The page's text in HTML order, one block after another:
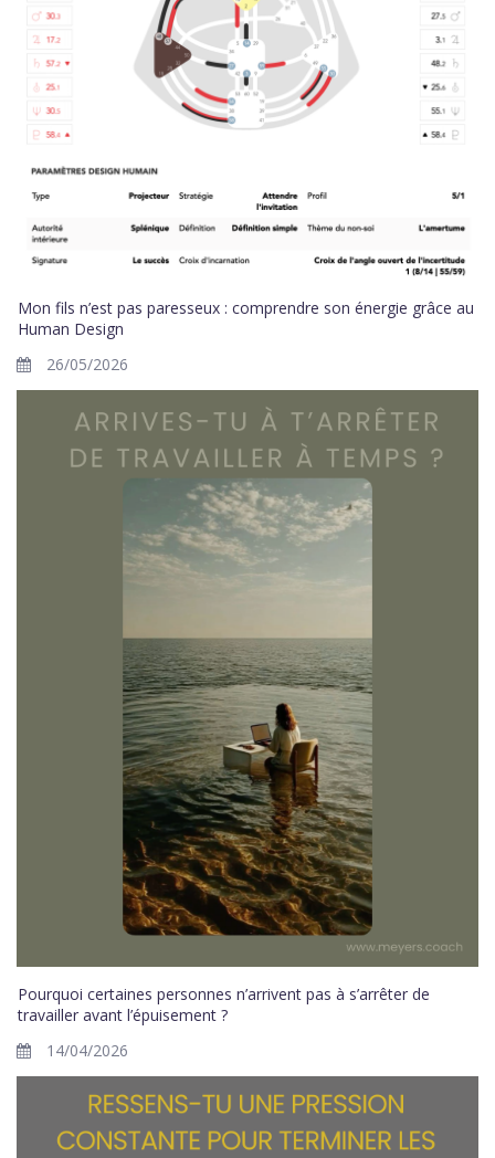
Mon fils n’est pas paresseux : comprendre son énergie grâce au
Human Design
26/05/2026
Pourquoi certaines personnes n’arrivent pas à s’arrêter de
travailler avant l’épuisement ?
14/04/2026